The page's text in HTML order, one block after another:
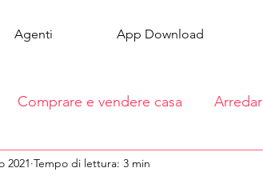
Agenti App Download
Comprare e vendere casa
2021 Tempo di lettura: 3 min